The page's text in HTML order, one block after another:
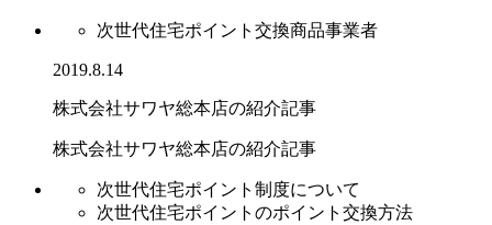
次世代住宅ポイント交換商品事業者
2019.8.14
株式会社サワヤ総本店の紹介記事
株式会社サワヤ総本店の紹介記事
次世代住宅ポイント制度について
次世代住宅ポイントのポイント交換方法